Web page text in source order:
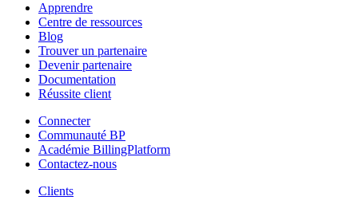
Apprendre
Centre de ressources
Blog
Trouver un partenaire
Devenir partenaire
Documentation
Réussite client
Connecter
Communauté BP
Académie BillingPlatform
Contactez-nous
Clients